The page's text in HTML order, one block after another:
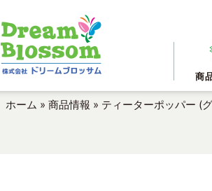
商
ホーム » 商品情報 » ティーターポッパー (